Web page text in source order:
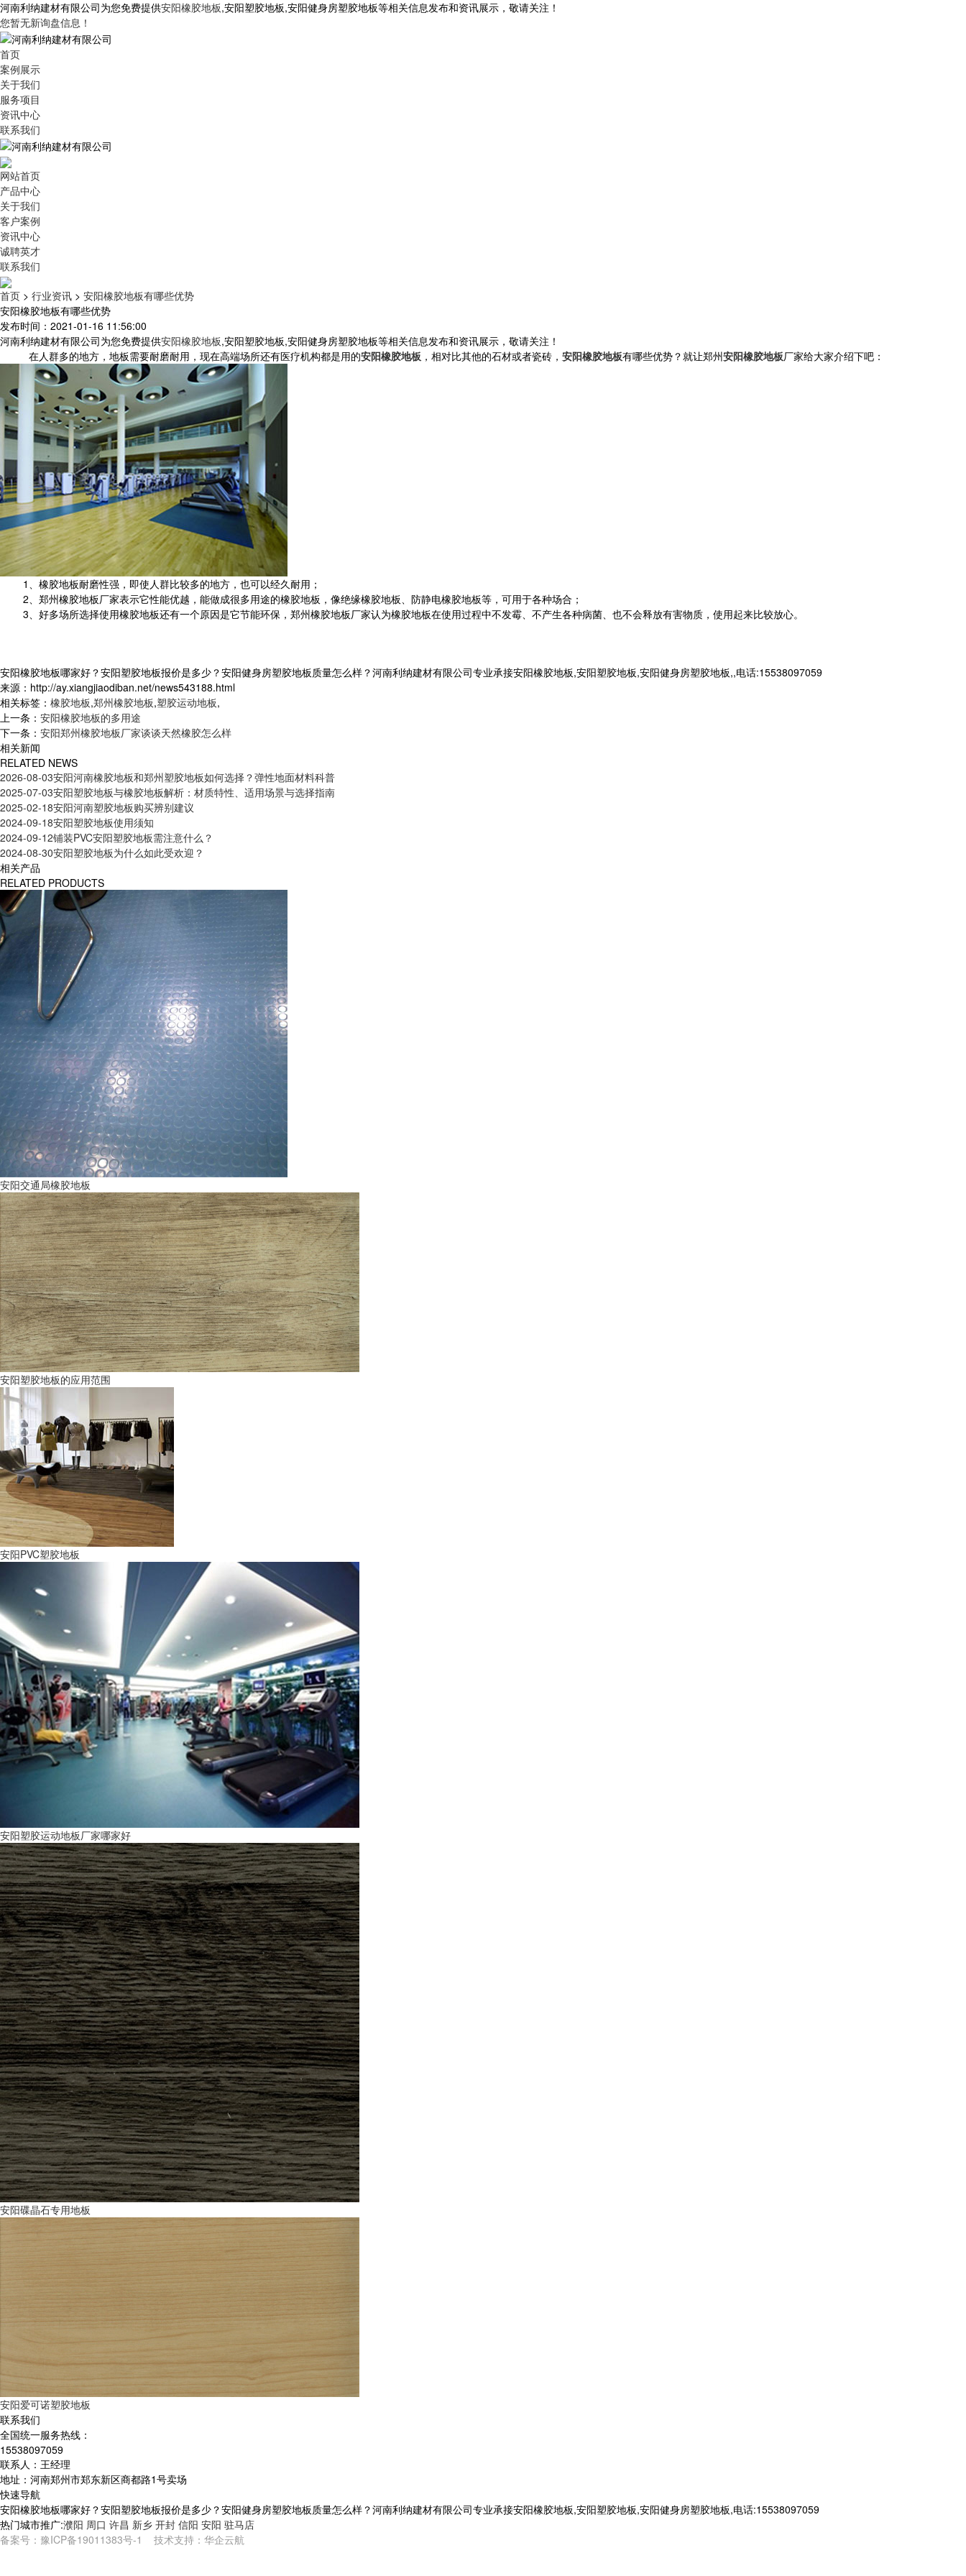
河南利纳建材有限公司为您免费提供安阳橡胶地板,安阳塑胶地板,安阳健身房塑胶地板等相关信息发布和资讯展示，敬请关注！
您暂无新询盘信息！
首页
案例展示
关于我们
服务项目
资讯中心
联系我们
网站首页
产品中心
关于我们
客户案例
资讯中心
诚聘英才
联系我们
首页 > 行业资讯 > 安阳橡胶地板有哪些优势
安阳橡胶地板有哪些优势
发布时间：2021-01-16 11:56:00
河南利纳建材有限公司为您免费提供安阳橡胶地板,安阳塑胶地板,安阳健身房塑胶地板等相关信息发布和资讯展示，敬请关注！
在人群多的地方，地板需要耐磨耐用，现在高端场所还有医疗机构都是用的安阳橡胶地板 ，相对比其他的石材或者瓷砖， 安阳橡胶地板有哪些优势？就让郑州安阳橡胶地板厂家给大家介绍下吧：
1、橡胶地板耐磨性强，即使人群比较多的地方，也可以经久耐用；
2、郑州橡胶地板厂家表示它性能优越，能做成很多用途的橡胶地板，像绝缘橡胶地板、防静电橡胶地板等，可用于各种场合；
3、好多场所选择使用橡胶地板还有一个原因是它节能环保，郑州橡胶地板厂家认为橡胶地板在使用过程中不发霉、不产生各种病菌、也不会释放有害物质，使用起来比较放心。
安阳橡胶地板哪家好？安阳塑胶地板报价是多少？安阳健身房塑胶地板质量怎么样？河南利纳建材有限公司专业承接安阳橡胶地板,安阳塑胶地板,安阳健身房塑胶地板,,电话:15538097059
来源：http://ay.xiangjiaodiban.net/news543188.html
相关标签： 橡胶地板,郑州橡胶地板,塑胶运动地板,
上一条： 安阳橡胶地板的多用途
下一条： 安阳郑州橡胶地板厂家谈谈天然橡胶怎么样
相关新闻
RELATED NEWS
2026-08-03安阳河南橡胶地板和郑州塑胶地板如何选择？弹性地面材料科普
2025-07-03安阳塑胶地板与橡胶地板解析：材质特性、适用场景与选择指南
2025-02-18安阳河南塑胶地板购买辨别建议
2024-09-18安阳塑胶地板使用须知
2024-09-12铺装PVC安阳塑胶地板需注意什么？
2024-08-30安阳塑胶地板为什么如此受欢迎？
相关产品
RELATED PRODUCTS
安阳交通局橡胶地板
安阳塑胶地板的应用范围
安阳PVC塑胶地板
安阳塑胶运动地板厂家哪家好
安阳碟晶石专用地板
安阳爱可诺塑胶地板
联系我们
全国统一服务热线：
15538097059
联系人：王经理
地址：河南郑州市郑东新区商都路1号卖场
快速导航
安阳橡胶地板哪家好？安阳塑胶地板报价是多少？安阳健身房塑胶地板质量怎么样？河南利纳建材有限公司专业承接安阳橡胶地板,安阳塑胶地板,安阳健身房塑胶地板,电话:15538097059
热门城市推广:濮阳 周口 许昌 新乡 开封 信阳 安阳 驻马店
备案号： 豫ICP备19011383号-1 技术支持： 华企云航